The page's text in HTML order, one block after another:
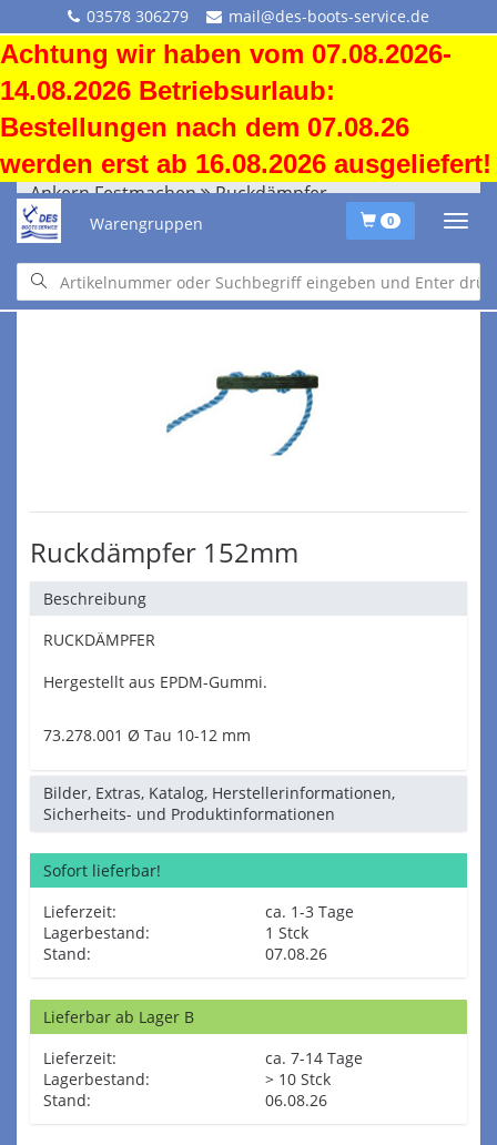
03578 306279 mail@des-boots-service.de
Achtung wir haben vom 07.08.2026-
14.08.2026 Betriebsurlaub:
Bestellungen nach dem 07.08.26
werden erst ab 16.08.2026 ausgeliefert!
Warengruppen 0
Ankern Festmachen Ruckdämpfer
Ankern Festmachen Ruckdämpfer
Ruckdämpfer 152mm
Beschreibung
RUCKDÄMPFER
Hergestellt aus EPDM-Gummi.
73.278.001 Ø Tau 10-12 mm
Bilder, Extras, Katalog, Herstellerinformationen,
Sicherheits- und Produktinformationen
Sofort lieferbar!
Lieferzeit:
ca. 1-3 Tage
Lagerbestand:
1 Stck
Stand:
07.08.26
Lieferbar ab Lager B
Lieferzeit:
ca. 7-14 Tage
Lagerbestand:
> 10 Stck
Stand:
06.08.26